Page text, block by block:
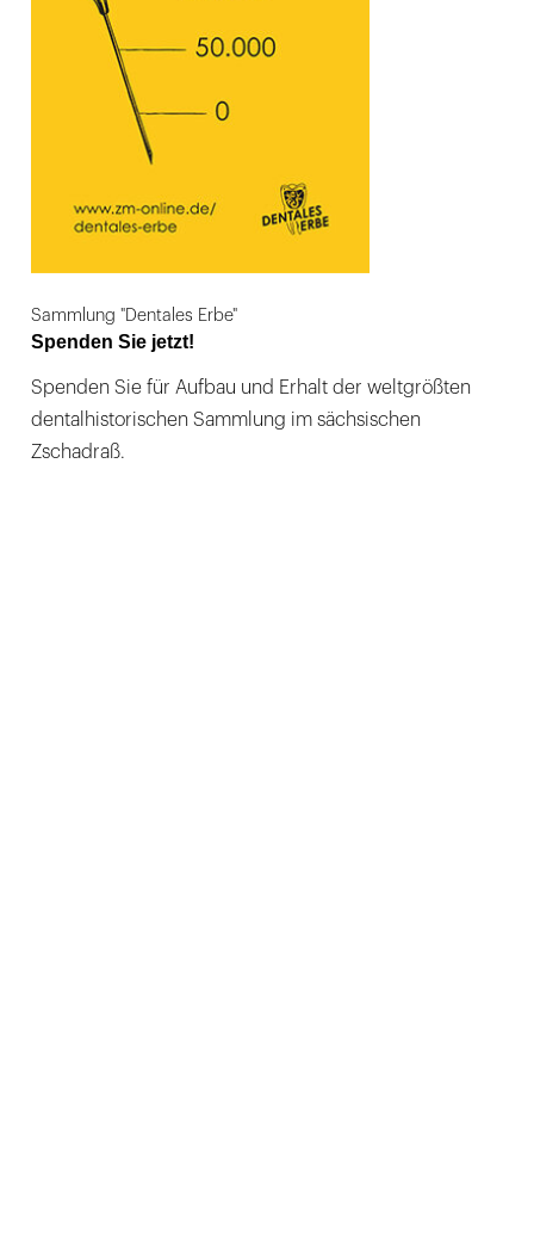
Sammlung "Dentales Erbe"
Spenden Sie jetzt!
Spenden Sie für Aufbau und Erhalt der weltgrößten
dentalhistorischen Sammlung im sächsischen
Zschadraß.